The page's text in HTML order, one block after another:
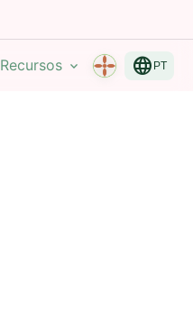
Recursos expand_more language PT